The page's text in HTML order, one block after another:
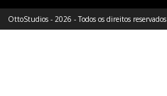
OttoStudios - 2026 - Todos os direitos reservados